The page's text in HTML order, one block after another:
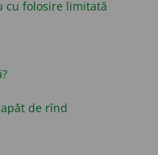
cu folosire limitată
de rînd